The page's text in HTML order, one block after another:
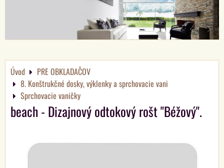
Úvod
PRE OBKLADAČOV
8. Konštrukčné dosky, výklenky a sprchovacie vani
Sprchovacie vaničky
beach - Dizajnový odtokový rošt "Béžový".